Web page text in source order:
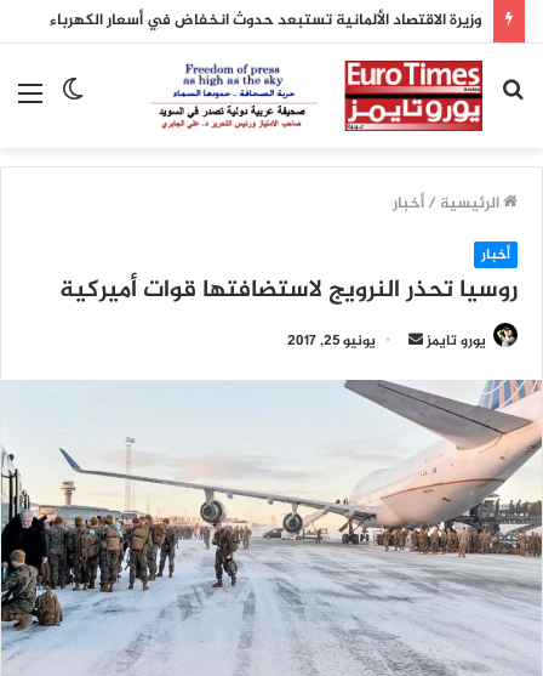
وزيرة الاقتصاد الألمانية تستبعد حدوث انخفاض في أسعار الكهرباء
الوضع
بحث
عن
الرئيسية /أخبار
أخبار
روسيا تحذر النرويج لاستضافتها قوات أميركية
يورو تايمز
س
ر
ي
د
ا
إ
ك
يونيو 25, 2017